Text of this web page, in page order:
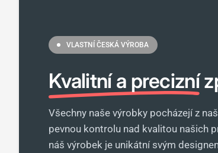
VLASTNÍ ČESKÁ VÝROBA
Kvalitní a precizní
Všechny naše výrobky pocházejí z
pevnou kontrolu nad kvalitou našich
náš výrobek je unikátní svým